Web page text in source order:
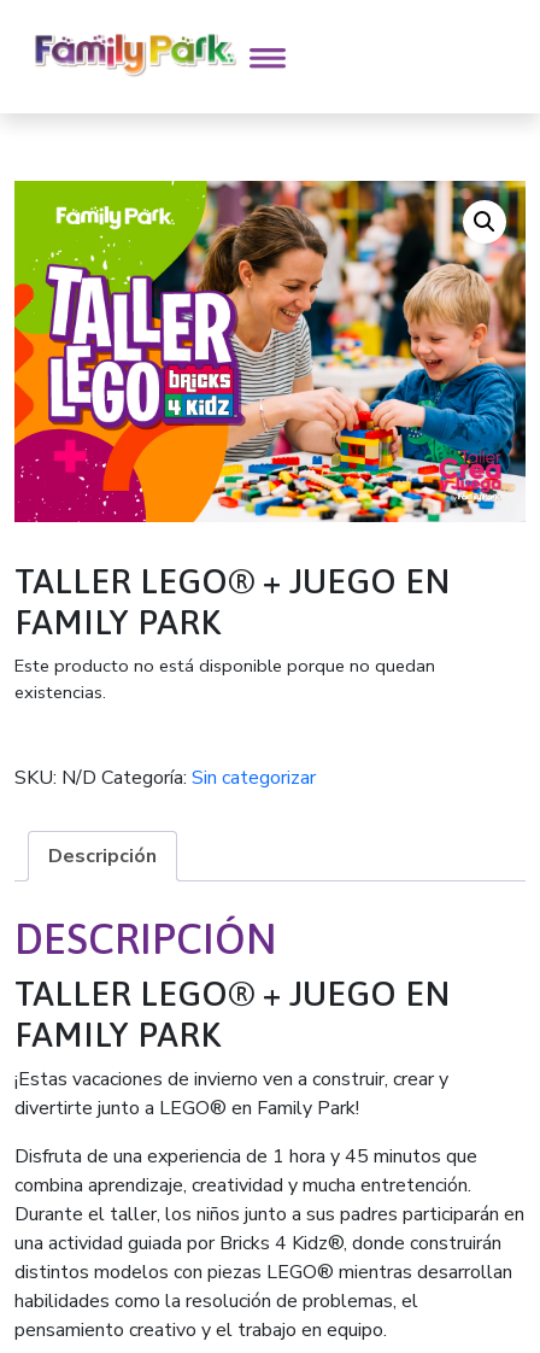
TALLER LEGO® + JUEGO EN
FAMILY PARK
Este producto no está disponible porque no quedan
existencias.
SKU: N/D Categoría: Sin categorizar
Descripción
DESCRIPCIÓN
TALLER LEGO® + JUEGO EN
FAMILY PARK
¡Estas vacaciones de invierno ven a construir, crear y
divertirte junto a LEGO® en Family Park!
Disfruta de una experiencia de 1 hora y 45 minutos que
combina aprendizaje, creatividad y mucha entretención.
Durante el taller, los niños junto a sus padres participarán en
una actividad guiada por Bricks 4 Kidz®, donde construirán
distintos modelos con piezas LEGO® mientras desarrollan
habilidades como la resolución de problemas, el
pensamiento creativo y el trabajo en equipo.